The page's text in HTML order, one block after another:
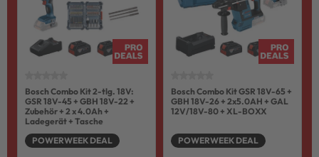
Bosch Combo Kit 2-tlg. 18V:
GSR 18V-45 + GBH 18V-22 +
Zubehör + 2 x 4.0Ah +
Ladegerät + Tasche
POWERWEEK DEAL
Bosch Combo Kit GSR 18V-65 +
GBH 18V-26 + 2x5.0AH + GAL
12V/18V-80 + XL-BOXX
POWERWEEK DEAL